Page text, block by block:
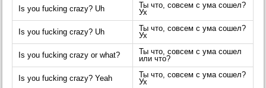
Is you fucking crazy? Uh
Ты что, совсем с ума сошел?
Ух
Is you fucking crazy? Uh
Ты что, совсем с ума сошел?
Ух
Is you fucking crazy or what?
Ты что, совсем с ума сошел
или что?
Is you fucking crazy? Yeah
Ты что, совсем с ума сошел?
Ух